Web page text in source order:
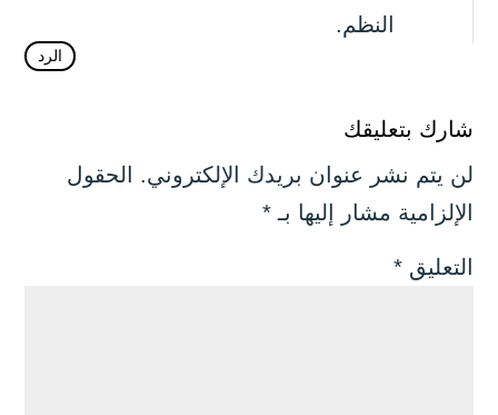
النظم.
الرد
شارك بتعليقك
لن يتم نشر عنوان بريدك الإلكتروني.
الحقول
الإلزامية مشار إليها بـ *
التعليق *